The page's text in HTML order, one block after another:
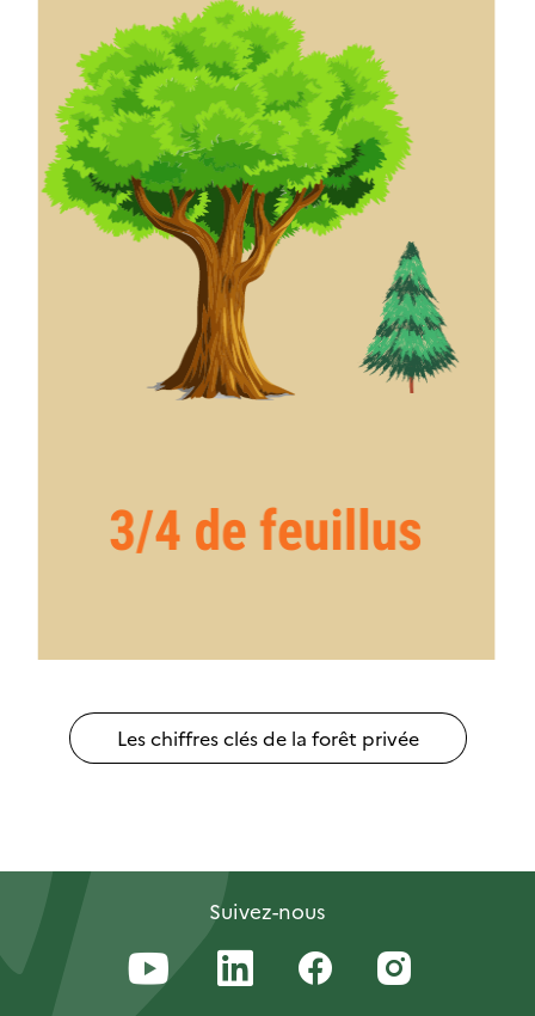
Les chiffres clés de la forêt privée
Suivez-nous